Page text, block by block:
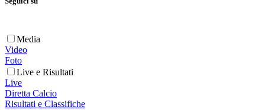
Media
Video
Foto
Live e Risultati
Live
Diretta Calcio
Risultati e Classifiche